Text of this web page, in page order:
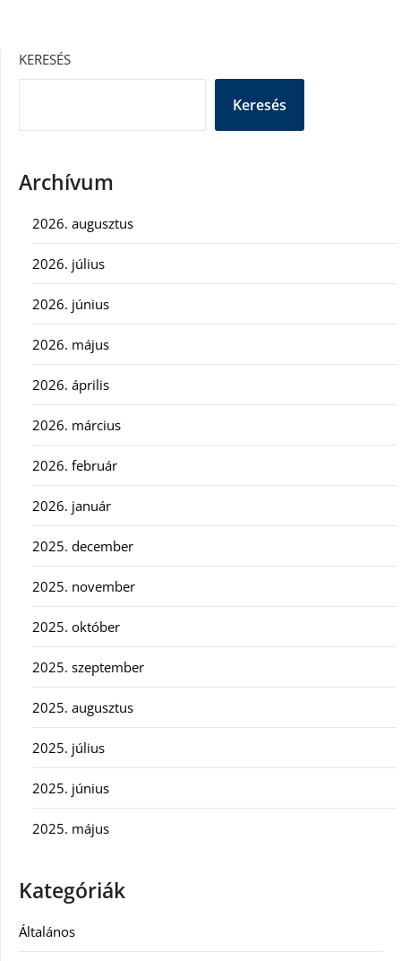
KERESÉS
Keresés
Archívum
2026. augusztus
2026. július
2026. június
2026. május
2026. április
2026. március
2026. február
2026. január
2025. december
2025. november
2025. október
2025. szeptember
2025. augusztus
2025. július
2025. június
2025. május
Kategóriák
Általános